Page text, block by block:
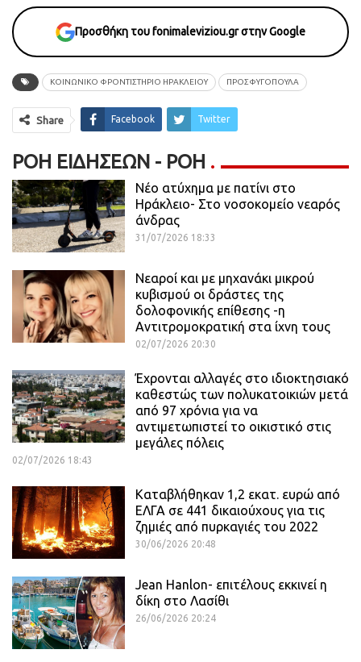
Προσθήκη του fonimaleviziou.gr στην Google
ΚΟΙΝΩΝΙΚΟ ΦΡΟΝΤΙΣΤΗΡΙΟ ΗΡΑΚΛΕΙΟΥ ΠΡΟΣΦΥΓΟΠΟΥΛΑ
Share Facebook Twitter
ΡΟΉ ΕΙΔΉΣΕΩΝ - ΡΟΗ
Νέο ατύχημα με πατίνι στο
Ηράκλειο- Στο νοσοκομείο νεαρός
άνδρας
31/07/2026 18:33
Νεαροί και με μηχανάκι μικρού
κυβισμού οι δράστες της
δολοφονικής επίθεσης -η
Αντιτρομοκρατική στα ίχνη τους
02/07/2026 20:30
Έχρονται αλλαγές στο ιδιοκτησιακό
καθεστώς των πολυκατοικιών μετά
από 97 χρόνια για να
αντιμετωπιστεί το οικιστικό στις
μεγάλες πόλεις
02/07/2026 18:43
Καταβλήθηκαν 1,2 εκατ. ευρώ από
ΕΛΓΑ σε 441 δικαιούχους για τις
ζημιές από πυρκαγιές του 2022
30/06/2026 20:48
Jean Hanlon- επιτέλους εκκινεί η
δίκη στο Λασίθι
26/06/2026 20:24